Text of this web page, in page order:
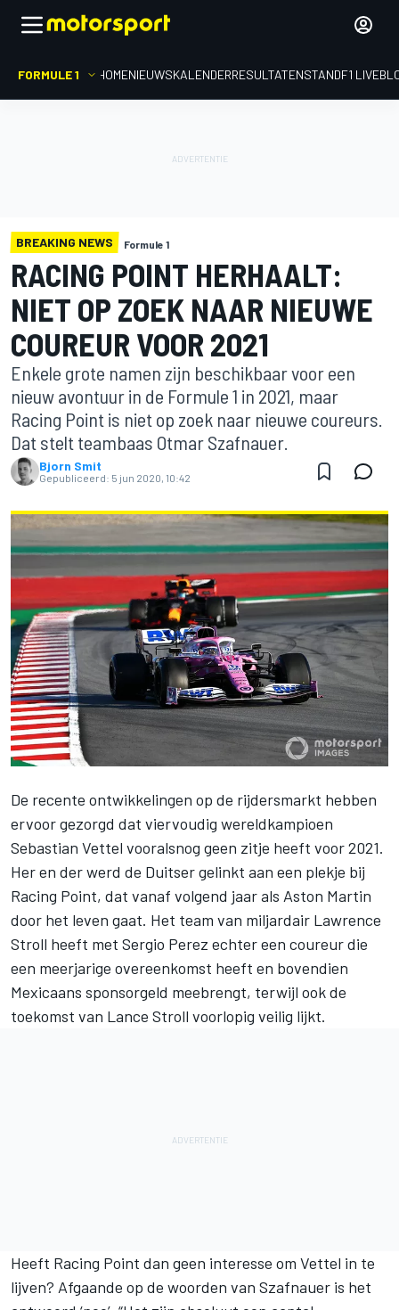
FORMULE 1 HOMENIEUWSKALENDERRESULTATENSTANDF1
BREAKING NEWS Formule 1
RACING POINT HERHAALT:
NIET OP ZOEK NAAR NIEUWE
COUREUR VOOR 2021
Enkele grote namen zijn beschikbaar voor een
nieuw avontuur in de Formule 1 in 2021, maar
Racing Point is niet op zoek naar nieuwe coureurs.
Dat stelt teambaas Otmar Szafnauer.
Bjorn Smit
Gepubliceerd: 5 jun 2020, 10:42
De recente ontwikkelingen op de rijdersmarkt hebben
ervoor gezorgd dat viervoudig wereldkampioen
Sebastian Vettel vooralsnog geen zitje heeft voor 2021.
Her en der werd de Duitser gelinkt aan een plekje bij
Racing Point, dat vanaf volgend jaar als Aston Martin
door het leven gaat. Het team van miljardair Lawrence
Stroll heeft met Sergio Perez echter een coureur die
een meerjarige overeenkomst heeft en bovendien
Mexicaans sponsorgeld meebrengt, terwijl ook de
toekomst van Lance Stroll voorlopig veilig lijkt.
Heeft Racing Point dan geen interesse om Vettel in te
lijven? Afgaande op de woorden van Szafnauer is het